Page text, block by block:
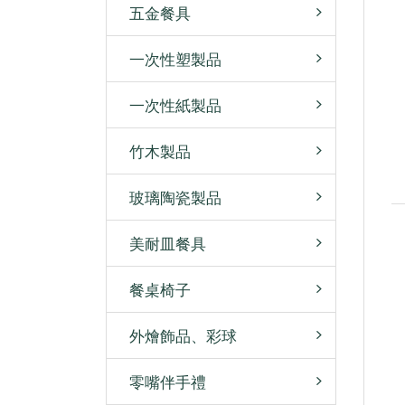
五金餐具
一次性塑製品
一次性紙製品
竹木製品
玻璃陶瓷製品
美耐皿餐具
餐桌椅子
外燴飾品、彩球
零嘴伴手禮